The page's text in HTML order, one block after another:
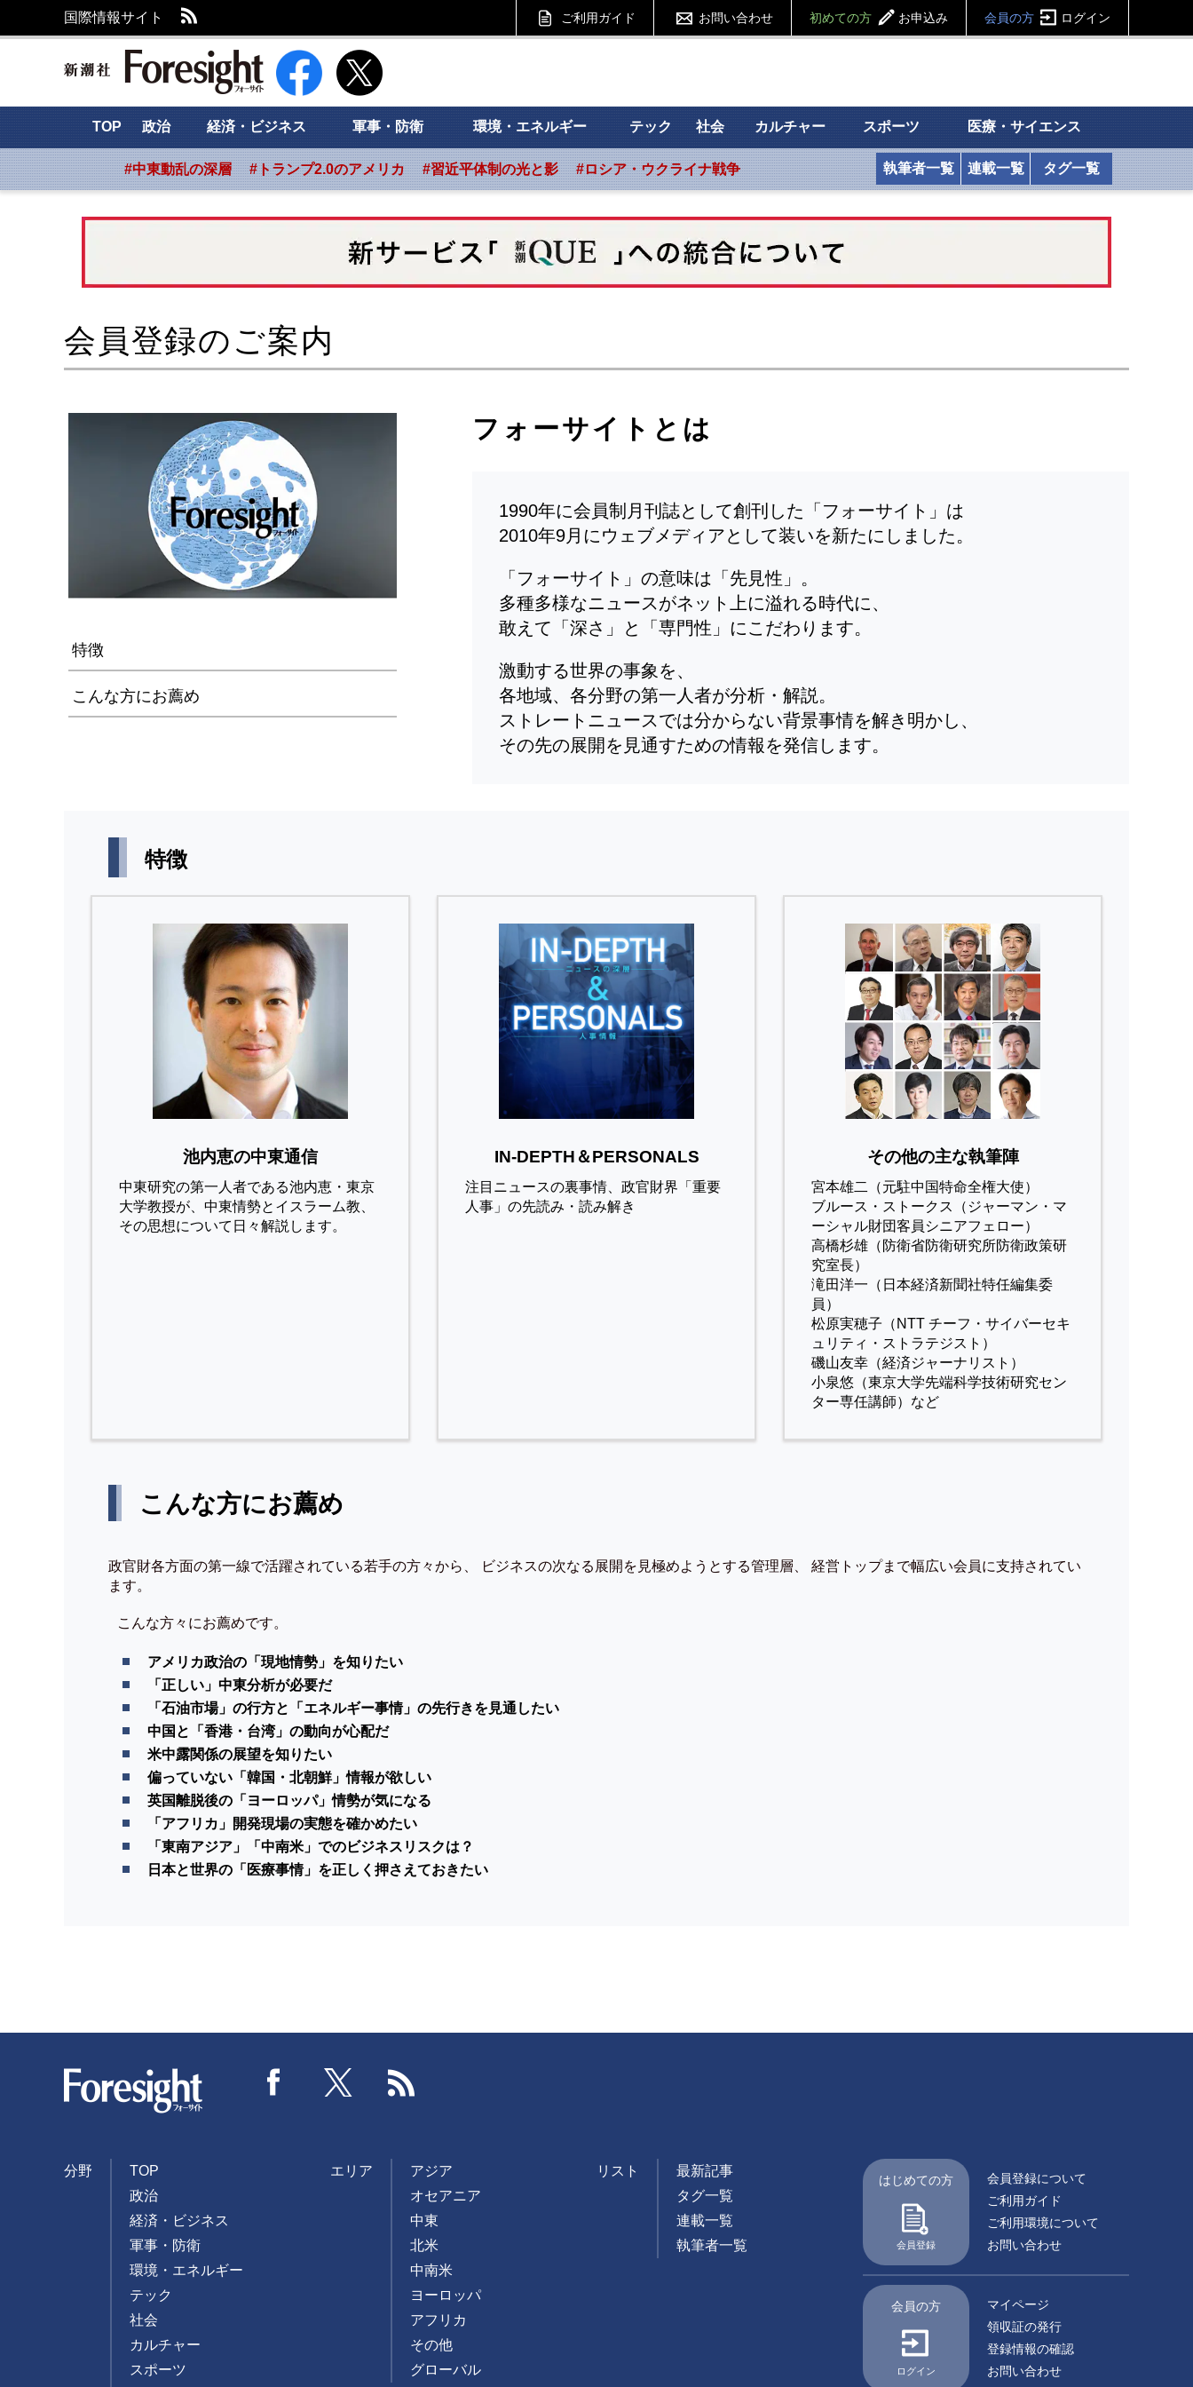
国際情報サイト ご利用ガイド お問い合わせ 初めての方 お申込み 会員の方 ログイン
新潮社 Foresight フォーサイト
TOP 政治 経済・ビジネス 軍事・防衛 環境・エネルギー テック 社会 カルチャー スポーツ 医療・サイエンス
#中東動乱の深層 #トランプ2.0のアメリカ #習近平体制の光と影 #ロシア・ウクライナ戦争 執筆者一覧 連載一覧 タグ一覧
会員登録のご案内
特徴
こんな方にお薦め
フォーサイトとは
1990年に会員制月刊誌として創刊した「フォーサイト」は
2010年9月にウェブメディアとして装いを新たにしました。
「フォーサイト」の意味は「先見性」。
多種多様なニュースがネット上に溢れる時代に、
敢えて「深さ」と「専門性」にこだわります。
激動する世界の事象を、
各地域、各分野の第一人者が分析・解説。
ストレートニュースでは分からない背景事情を解き明かし、
その先の展開を見通すための情報を発信します。
特徴
池内恵の中東通信
中東研究の第⼀⼈者である池内恵・東京
⼤学教授が、中東情勢とイスラーム教、
その思想について⽇々解説します。
IN-DEPTH＆PERSONALS
注目ニュースの裏事情、政官財界「重要
人事」の先読み・読み解き
その他の主な執筆陣
宮本雄二（元駐中国特命全権大使）
ブルース・ストークス（ジャーマン・マ
ーシャル財団客員シニアフェロー）
高橋杉雄（防衛省防衛研究所防衛政策研
究室長）
滝田洋一（日本経済新聞社特任編集委
員）
松原実穂子（NTT チーフ・サイバーセキ
ュリティ・ストラテジスト）
磯山友幸（経済ジャーナリスト）
小泉悠（東京大学先端科学技術研究セン
ター専任講師）など
こんな方にお薦め
政官財各方面の第一線で活躍されている若手の方々から、 ビジネスの次なる展開を見極めようとする管理層、 経営トップまで幅広い会員に支持されてい
ます。
こんな方々にお薦めです。
アメリカ政治の「現地情勢」を知りたい
「正しい」中東分析が必要だ
「石油市場」の行方と「エネルギー事情」の先行きを見通したい
中国と「香港・台湾」の動向が心配だ
米中露関係の展望を知りたい
偏っていない「韓国・北朝鮮」情報が欲しい
英国離脱後の「ヨーロッパ」情勢が気になる
「アフリカ」開発現場の実態を確かめたい
「東南アジア」「中南米」でのビジネスリスクは？
日本と世界の「医療事情」を正しく押さえておきたい
Facebook Twitter
分野
TOP
政治
経済・ビジネス
軍事・防衛
環境・エネルギー
テック
社会
カルチャー
スポーツ
エリア
アジア
オセアニア
中東
北米
中南米
ヨーロッパ
アフリカ
その他
グローバル
リスト
最新記事
タグ一覧
連載一覧
執筆者一覧
はじめての方
会員登録
会員登録について
ご利用ガイド
ご利用環境について
お問い合わせ
会員の方
ログイン
マイページ
領収証の発行
登録情報の確認
お問い合わせ